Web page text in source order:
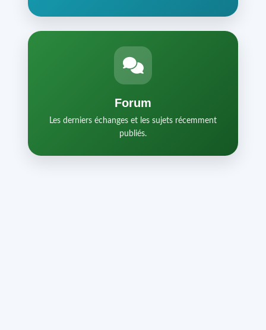
Forum
Les derniers échanges et les sujets récemment
publiés.